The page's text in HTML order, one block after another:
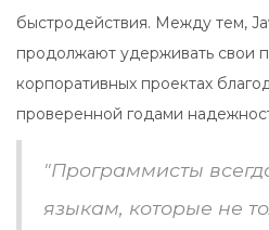
быстродействия. Между тем,
продолжают удерживать свои
корпоративных проектах
проверенной годами
"Программисты
языкам, которые не